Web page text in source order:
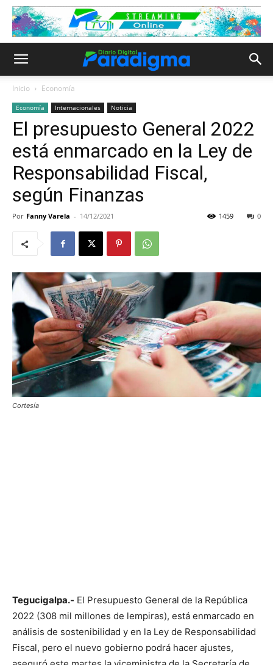
Inicio Economía
Economía Internacionales Noticia
El presupuesto General 2022
está enmarcado en la Ley de
Responsabilidad Fiscal,
según Finanzas
Por Fanny Varela - 14/12/2021 0
1459
Cortesía
Tegucigalpa.- El Presupuesto General de la República
2022 (308 mil millones de lempiras), está enmarcado en
análisis de sostenibilidad y en la Ley de Responsabilidad
Fiscal, pero el nuevo gobierno podrá hacer ajustes,